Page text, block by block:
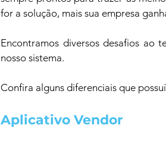
for a solução, mais sua empresa
Encontramos diversos desafios ao
nosso sistema.
Confira alguns diferenciais que
Aplicativo Vendor